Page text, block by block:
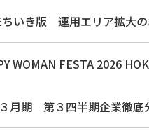
ちいき版 運用エリア拡大
WOMAN FESTA 2026
月期 第３四半期企業徹底